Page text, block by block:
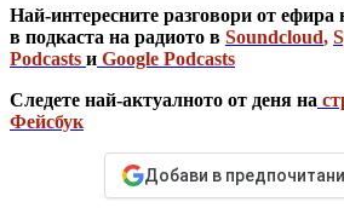
Най-интересните разговори от
в подкаста на радиото в Soundcloud,
Podcasts и Google Podcasts
Следете най-актуалното от деня на
Фейсбук
Добави в